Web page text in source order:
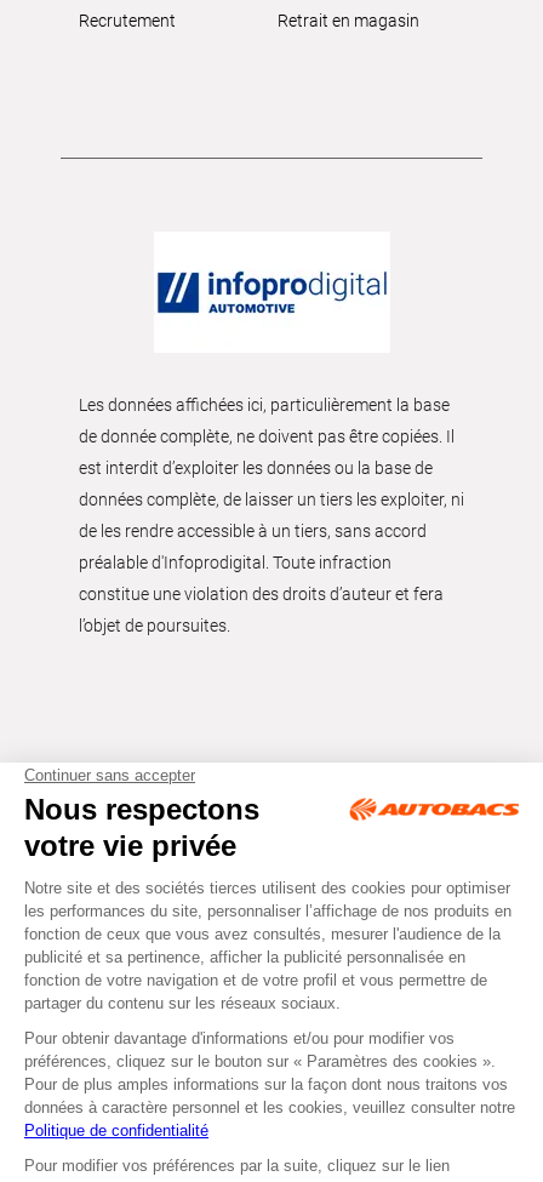
Recrutement
Retrait en magasin
Les données affichées ici, particulièrement la base
de donnée complète, ne doivent pas être copiées. Il
est interdit d’exploiter les données ou la base de
données complète, de laisser un tiers les exploiter, ni
de les rendre accessible à un tiers, sans accord
préalable d'Infoprodigital. Toute infraction
constitue une violation des droits d’auteur et fera
l’objet de poursuites.
Tous droits réservés © Autobacs
Mentions légales RGPD
Cookies CGV
Facebook Instagram